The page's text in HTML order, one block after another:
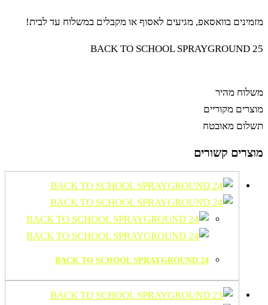
מזמינים בוואסאפ, מגיעים לאסוף או מקבלים במשלוח עד לבית!
BACK TO SCHOOL SPRAYGROUND 25
משלוח מהיר
מוצרים מקוריים
תשלום מאובטח
מוצרים קשורים
BACK TO SCHOOL SPRAYGROUND 24